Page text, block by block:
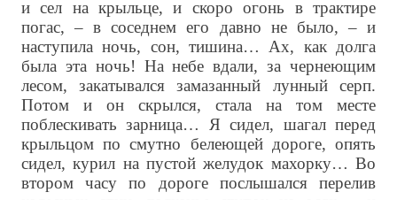
и сел на крыльце, и скоро огонь в трактире
погас, – в соседнем его давно не было, – и
наступила ночь, сон, тишина… Ах, как долга
была эта ночь! На небе вдали, за чернеющим
лесом, закатывался замазанный лунный серп.
Потом и он скрылся, стала на том месте
поблескивать зарница… Я сидел, шагал перед
крыльцом по смутно белеющей дороге, опять
сидел, курил на пустой желудок махорку… Во
втором часу по дороге послышался перелив